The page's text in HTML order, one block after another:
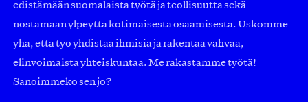
edistämään suomalaista työtä ja teollisuutta sekä
nostamaan ylpeyttä kotimaisesta osaamisesta. Uskomme
yhä, että työ yhdistää ihmisiä ja rakentaa vahvaa,
elinvoimaista yhteiskuntaa. Me rakastamme työtä!
Sanoimmeko sen jo?